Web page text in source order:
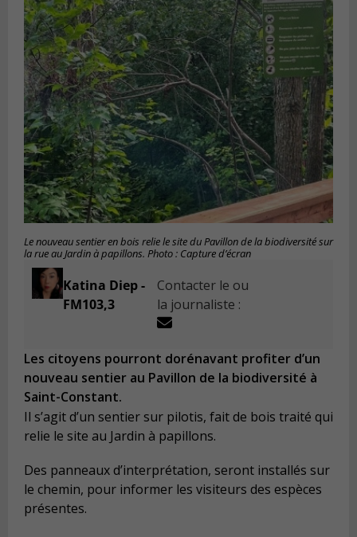
Le nouveau sentier en bois relie le site du Pavillon de la biodiversité sur
la rue au Jardin à papillons. Photo : Capture d’écran
Katina Diep -
FM103,3
Contacter le ou
la journaliste :
Les citoyens pourront dorénavant profiter d’un
nouveau sentier au Pavillon de la biodiversité à
Saint-Constant.
Il s’agit d’un sentier sur pilotis, fait de bois traité qui
relie le site au Jardin à papillons.
Des panneaux d’interprétation, seront installés sur
le chemin, pour informer les visiteurs des espèces
présentes.